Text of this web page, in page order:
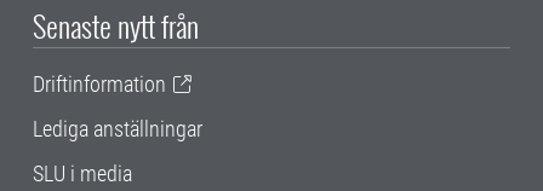
Senaste nytt från
Driftinformation
Lediga anställningar
SLU i media